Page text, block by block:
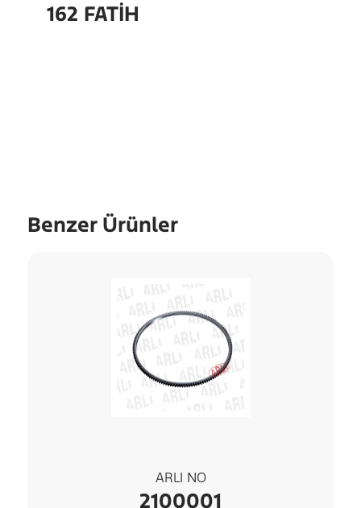
162 FATİH
Benzer Ürünler
ARLI NO
2100001